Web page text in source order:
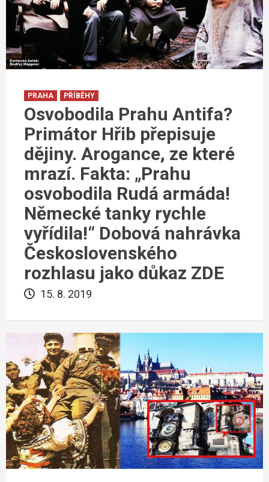
PRAHA PŘÍBĚHY
Osvobodila Prahu Antifa?
Primátor Hřib přepisuje
dějiny. Arogance, ze které
mrazí. Fakta: „Prahu
osvobodila Rudá armáda!
Německé tanky rychle
vyřídila!“ Dobová nahrávka
Československého
rozhlasu jako důkaz ZDE
15. 8. 2019